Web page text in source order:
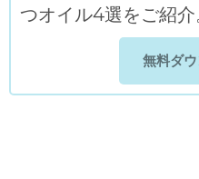
つオイル4選をご紹介
無料ダウ